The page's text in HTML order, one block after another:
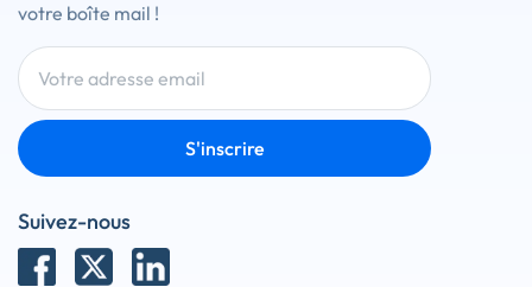
votre boîte mail !
S'inscrire
Suivez-nous